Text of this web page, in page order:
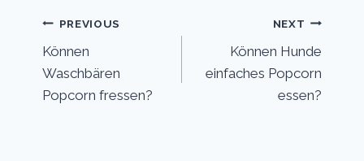
Post
navigation
PREVIOUS
Können
Waschbären
Popcorn fressen?
NEXT
Können Hunde
einfaches Popcorn
essen?